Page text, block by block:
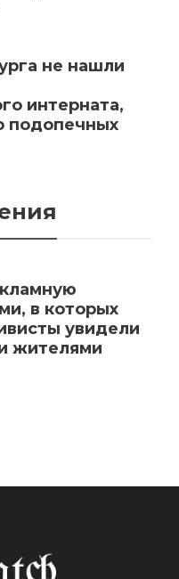
не нашли
интерната,
подопечных
в которых
увидели
жителями